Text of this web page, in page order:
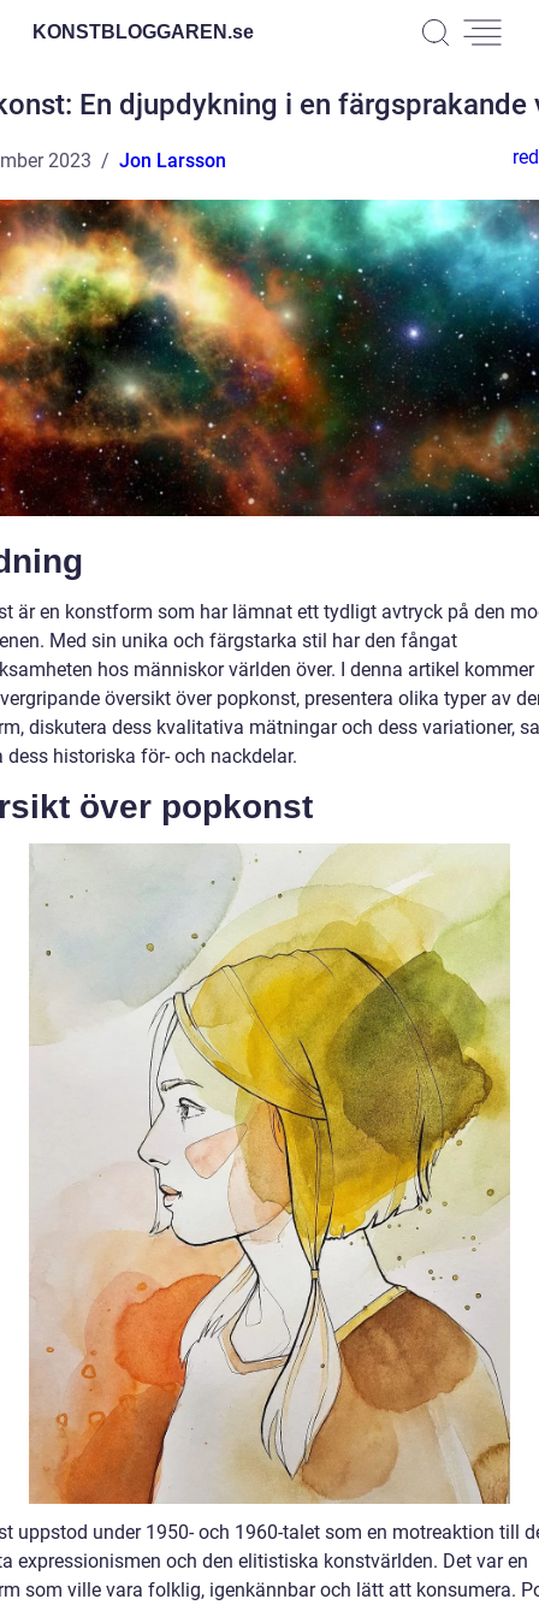
KONSTBLOGGAREN.se
En djupdykning i en färgsprakande
2023 Jon Larsson
är en konstform som har lämnat ett tydligt avtryck på den
Med sin unika och färgstarka stil har den fångat
hos människor världen över. I denna artikel
översikt över popkonst, presentera olika typer av
diskutera dess kvalitativa mätningar och dess variationer,
dess historiska för- och nackdelar.
över popkonst
uppstod under 1950- och 1960-talet som en motreaktion till
expressionismen och den elitistiska konstvärlden. Det var en
som ville vara folklig, igenkännbar och lätt att konsumera.